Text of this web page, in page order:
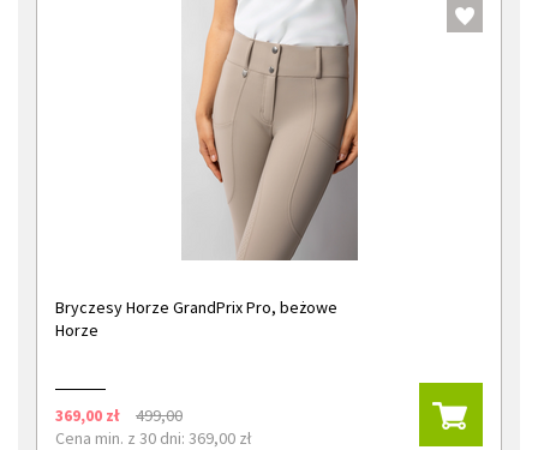
Bryczesy Horze GrandPrix Pro, beżowe
Horze
369,00 zł
499,00
Cena min. z 30 dni: 369,00 zł